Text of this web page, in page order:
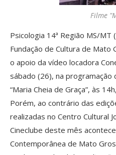
Filme
Psicologia 14ª Região MS/MT
Fundação de Cultura de Mato
o apoio da vídeo locadora
sábado (26), na
“Maria Cheia de Graça”, às
Porém, ao contrário das
realizadas no Centro Cultural
Cineclube deste mês
Contemporânea de Mato